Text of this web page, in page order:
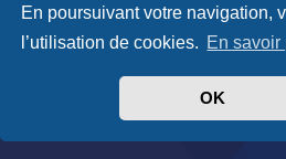
En poursuivant votre navigation,
l’utilisation de cookies. En savoir
OK